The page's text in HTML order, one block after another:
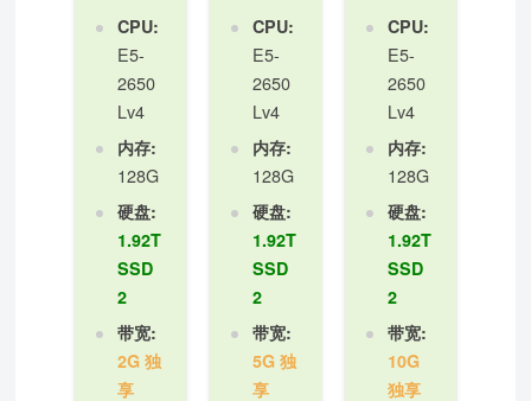
CPU:
E5-
2650
Lv4
内存:
128G
硬盘:
1.92T
SSD
2
带宽:
2G 独
享
CPU:
E5-
2650
Lv4
内存:
128G
硬盘:
1.92T
SSD
2
带宽:
5G 独
享
CPU:
E5-
2650
Lv4
内存:
128G
硬盘:
1.92T
SSD
2
带宽:
10G
独享